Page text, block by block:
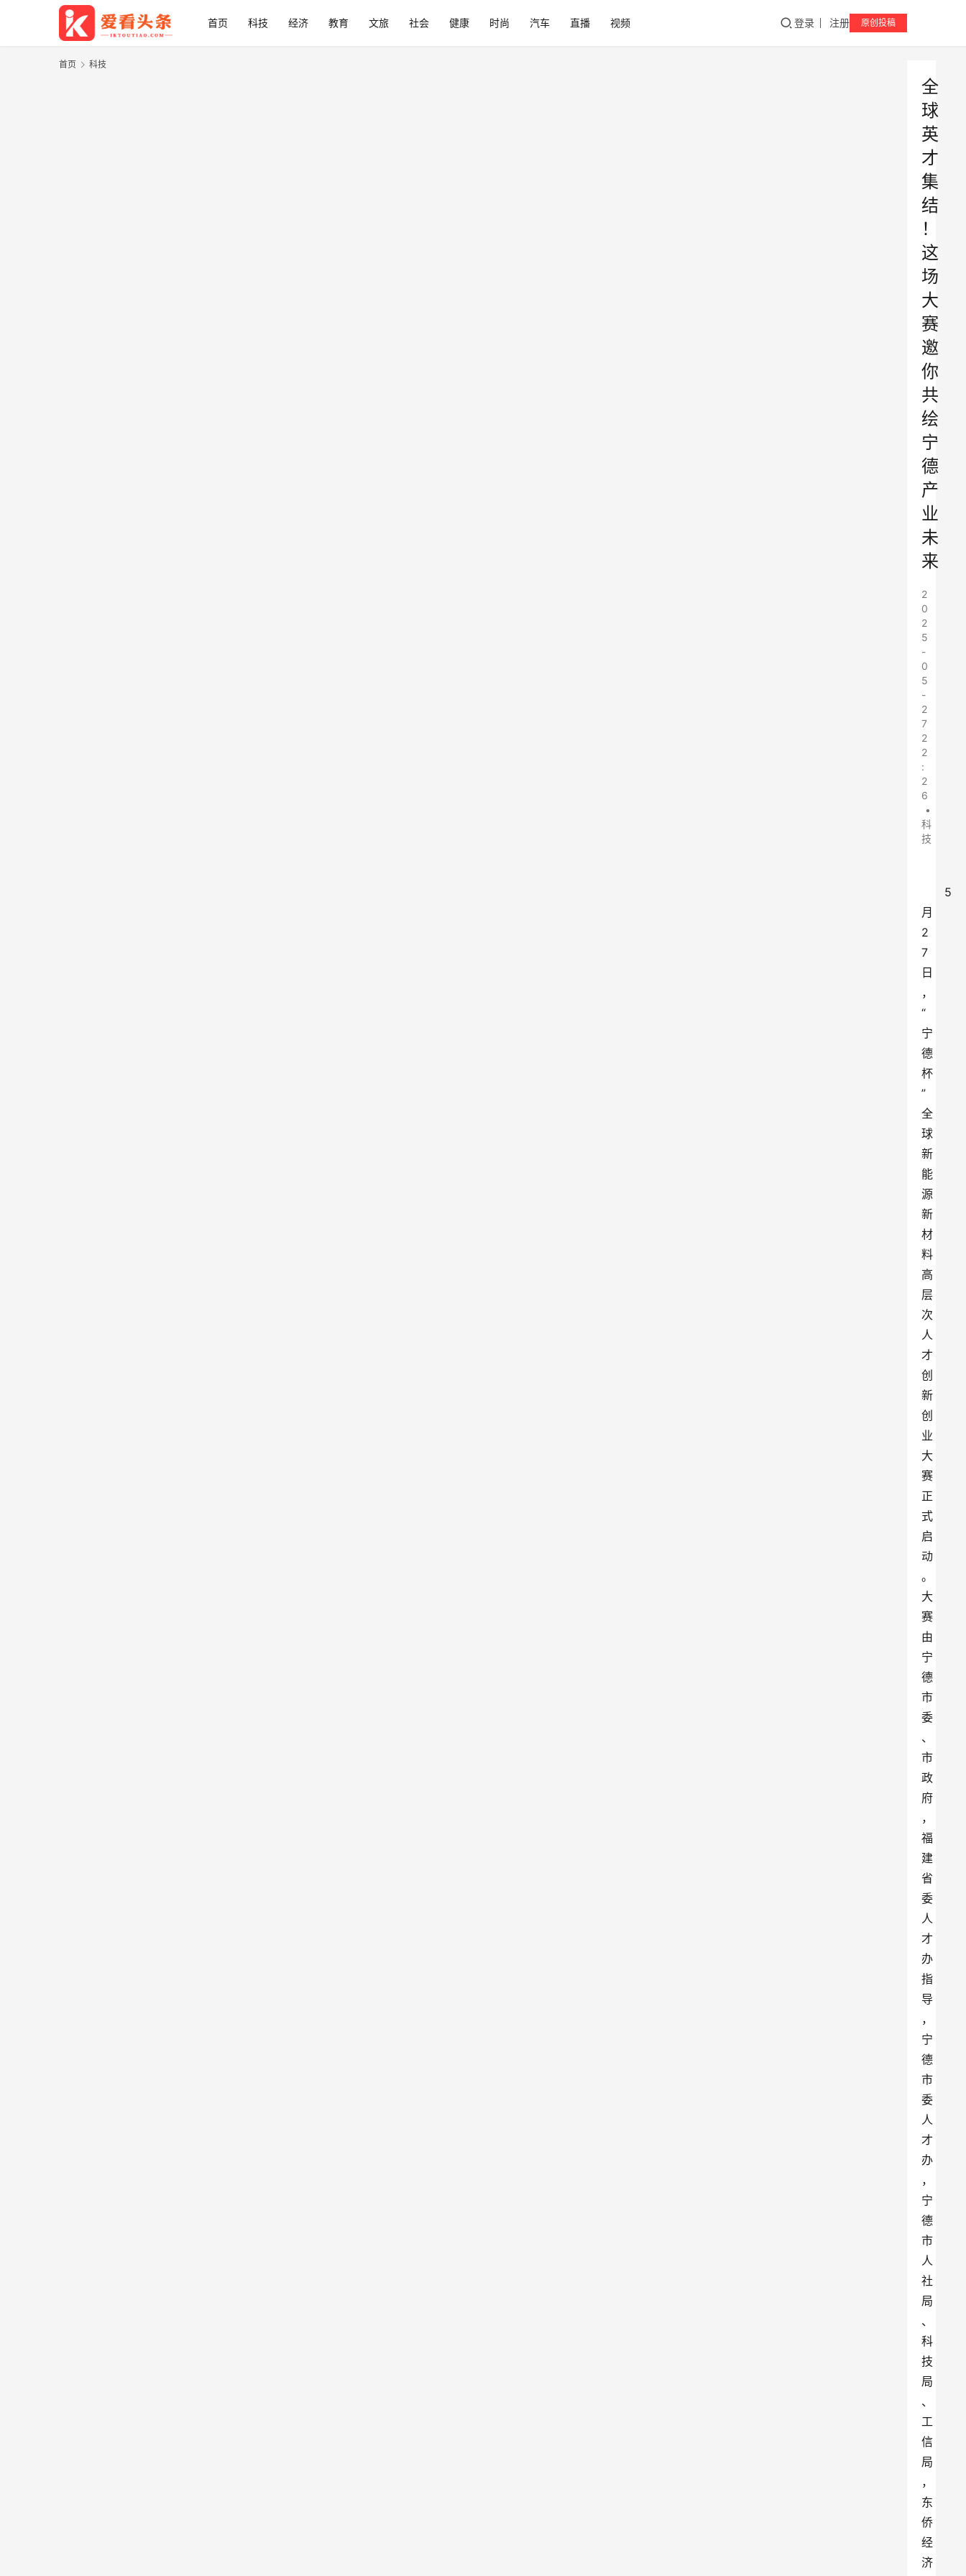
首页 科技 经济 教育 文旅 社会 健康 时尚 汽车 直播 视频 登录 注册 原创投稿
首页 科技
全
球
英
才
集
结
！
这
场
大
赛
邀
你
共
绘
宁
德
产
业
未
来
2
0
2
5
-
0
5
-
2
7
2
2
:
2
6
•
科
技
5
月
2
7
日
，
“
宁
德
杯
”
全
球
新
能
源
新
材
料
高
层
次
人
才
创
新
创
业
大
赛
正
式
启
动
。
大
赛
由
宁
德
市
委
、
市
政
府
，
福
建
省
委
人
才
办
指
导
，
宁
德
市
委
人
才
办
，
宁
德
市
人
社
局
、
科
技
局
、
工
信
局
，
东
侨
经
济